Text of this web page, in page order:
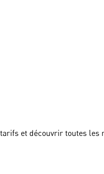
et découvrir toutes les